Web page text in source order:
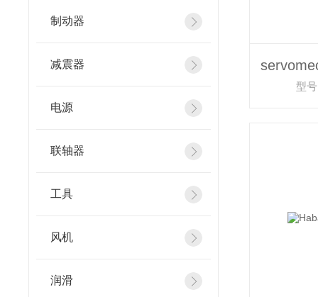
制动器
减震器
电源
联轴器
工具
风机
润滑
型